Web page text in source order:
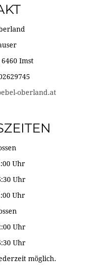
Imst
oberland.at
Uhr
Uhr
Uhr
Uhr
Uhr
möglich.